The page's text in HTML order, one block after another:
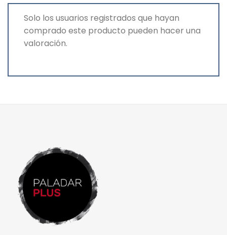
Solo los usuarios registrados que hayan
comprado este producto pueden hacer una
valoración.